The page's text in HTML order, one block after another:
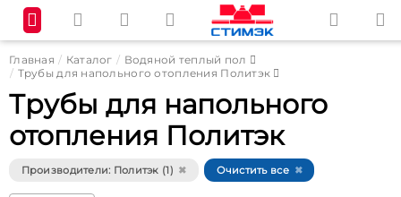
Главная Каталог
Водяной теплый пол
Трубы для напольного отопления Политэк
Трубы для напольного
отопления Политэк
Производители: Политэк (1) Очистить все